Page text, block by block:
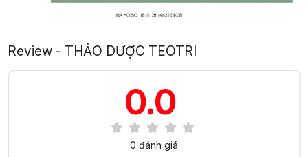
Review - THẢO DƯỢC TEOTRI
0.0
0 đánh giá